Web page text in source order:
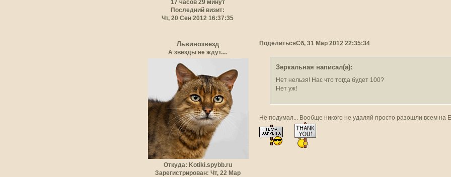
17 часов 29 минут
Последний визит:
Чт, 20 Сен 2012 16:37:35
ПоделитьсяСб, 31 Мар 2012 22:35:34
Львинозвезд
А звезды не ждут....
Откуда: Kotiki.spybb.ru
Зарегистрирован: Чт, 22 Мар
Зеркальная написал(а):
Нет нельзя! Нас что тогда будет 100?
Нет уж!
Не подумал... Вообще никого не удаляй просто разошли всем на